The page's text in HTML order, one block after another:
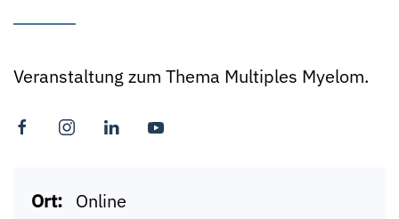
Veranstaltung zum Thema Multiples Myelom.
Ort: Online